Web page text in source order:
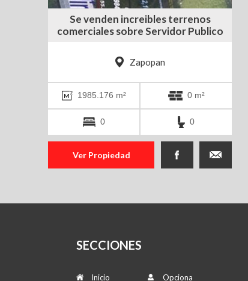
Se venden increibles terrenos
comerciales sobre Servidor Publico
Zapopan
1985.176 m² 0 m²
0 0
Ver Propiedad
SECCIONES
Inicio Opciona